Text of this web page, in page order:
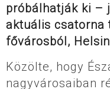
próbálhatják ki –
aktuális csatorna
fővárosból,
Közölte, hogy
nagyvárosaiban